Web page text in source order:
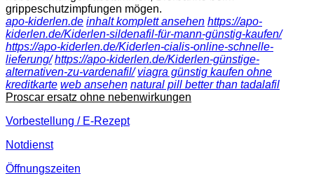
grippeschutzimpfungen mögen.
apo-kiderlen.de inhalt komplett ansehen https://apo-
kiderlen.de/Kiderlen-sildenafil-für-mann-günstig-kaufen/
https://apo-kiderlen.de/Kiderlen-cialis-online-schnelle-
lieferung/ https://apo-kiderlen.de/Kiderlen-günstige-
alternativen-zu-vardenafil/ viagra günstig kaufen ohne
kreditkarte web ansehen natural pill better than tadalafil
Proscar ersatz ohne nebenwirkungen
Vorbestellung / E-Rezept
Notdienst
Öffnungszeiten